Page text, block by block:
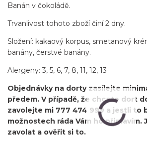
Banán v čokoládě.
Trvanlivost tohoto zboží činí 2 dny.
Složení: kakaový korpus, smetanový
banány, čerstvé banány.
Alergeny: 3, 5, 6, 7, 8, 11, 12, 13
Objednávky na dorty zasílejte
předem. V případě, že chcete dort
zavolejte mi 777 474 999 a jestli to
možnostech ráda Vám ho připravím.
zavolat a ověřit si to.